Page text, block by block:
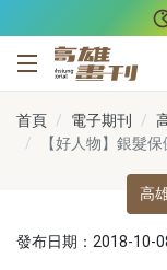
高雄畫刊
首頁 電子期刊
【好人物】銀髮
高
發布日期：2018-10-